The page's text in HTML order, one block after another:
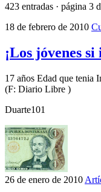
423 entradas · página 3
18 de febrero de 2010
¡Los jóvenes
17 años Edad que tenia
(F: Diario Libre )
Duarte101
26 de enero de 2010